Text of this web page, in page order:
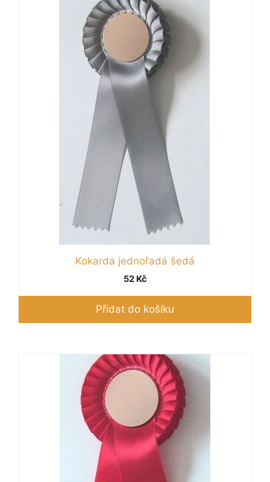
Kokarda jednořadá šedá
52 Kč
Přidat do košíku